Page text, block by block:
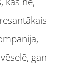
gan